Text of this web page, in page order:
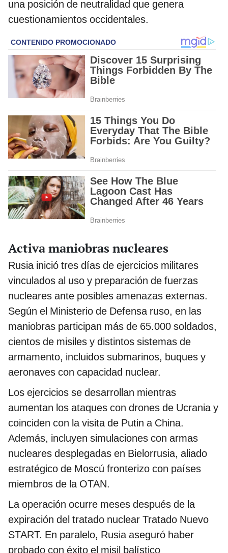
una posición de neutralidad que genera
cuestionamientos occidentales.
Activa maniobras nucleares
Rusia inició tres días de ejercicios militares
vinculados al uso y preparación de fuerzas
nucleares ante posibles amenazas externas.
Según el Ministerio de Defensa ruso, en las
maniobras participan más de 65.000 soldados,
cientos de misiles y distintos sistemas de
armamento, incluidos submarinos, buques y
aeronaves con capacidad nuclear.
Los ejercicios se desarrollan mientras
aumentan los ataques con drones de Ucrania y
coinciden con la visita de Putin a China.
Además, incluyen simulaciones con armas
nucleares desplegadas en Bielorrusia, aliado
estratégico de Moscú fronterizo con países
miembros de la OTAN.
La operación ocurre meses después de la
expiración del tratado nuclear Tratado Nuevo
START. En paralelo, Rusia aseguró haber
probado con éxito el misil balístico